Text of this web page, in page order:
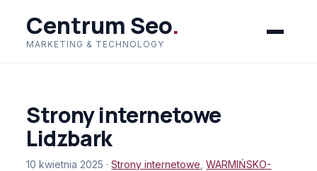
Centrum Seo.
MARKETING & TECHNOLOGY
Strony internetowe
Lidzbark
10 kwietnia 2025 ·Strony internetowe ,WARMIŃSKO-